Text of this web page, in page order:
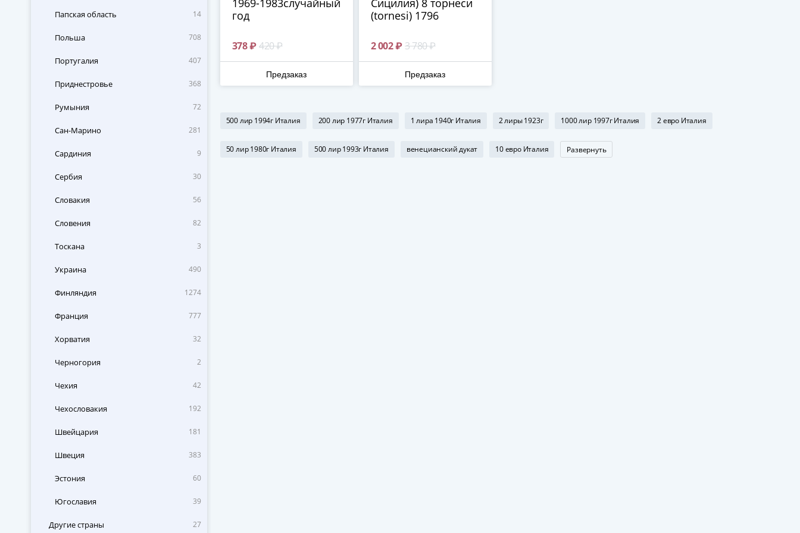
Папская область 14
Польша 708
Португалия 407
Приднестровье 368
Румыния 72
Сан-Марино 281
Сардиния 9
Сербия 30
Словакия 56
Словения 82
Тоскана 3
Украина 490
Финляндия 1274
Франция 777
Хорватия 32
Черногория 2
Чехия 42
Чехословакия 192
Швейцария 181
Швеция 383
Эстония 60
Югославия 39
Другие страны 27
1969-1983случайный
год
378 ₽ 420 ₽
Предзаказ
Сицилия) 8 торнеси
(tornesi) 1796
2 002 ₽ 3 780 ₽
Предзаказ
500 лир 1994г Италия 200 лир 1977г Италия 1 лира 1940г Италия 2 лиры 1923г 1000 лир 1997г Италия 2 евро Италия
50 лир 1980г Италия 500 лир 1993г Италия венецианский дукат 10 евро Италия Развернуть